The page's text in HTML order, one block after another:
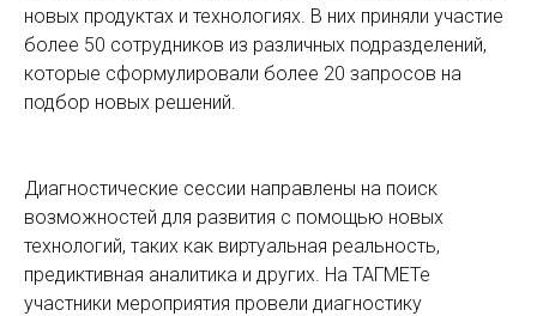
новых продуктах и технологиях. В них приняли участие
более 50 сотрудников из различных подразделений,
которые сформулировали более 20 запросов на
подбор новых решений.
Диагностические сессии направлены на поиск
возможностей для развития с помощью новых
технологий, таких как виртуальная реальность,
предиктивная аналитика и других. На ТАГМЕТе
участники мероприятия провели диагностику